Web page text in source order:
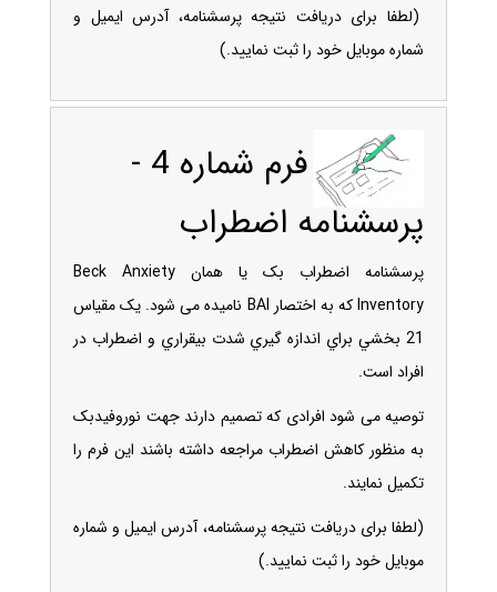
(لطفا برای دریافت نتیجه پرسشنامه، آدرس ایمیل و
شماره موبایل خود را ثبت نمایید.)
فرم شماره 4 -
پرسشنامه اضطراب
پرسشنامه اضطراب بک یا همان Beck Anxiety
Inventory که به اختصار BAI نامیده می شود. یک
مقياس
21 بخشي براي اندازه­ گيري شدت بيقراري و اضطراب در
افراد است.
توصیه می شود افرادی که تصمیم دارند جهت نوروفیدبک
به منظور کاهش اضطراب مراجعه داشته باشند این فرم را
تکمیل نمایند.
(لطفا برای دریافت نتیجه پرسشنامه، آدرس ایمیل و شماره
موبایل خود را ثبت نمایید.)